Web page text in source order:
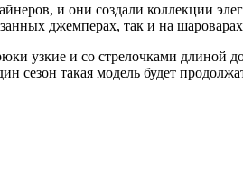
и они создали коллекции
джемперах, так и на
узкие и со стрелочками длиной
такая модель будет